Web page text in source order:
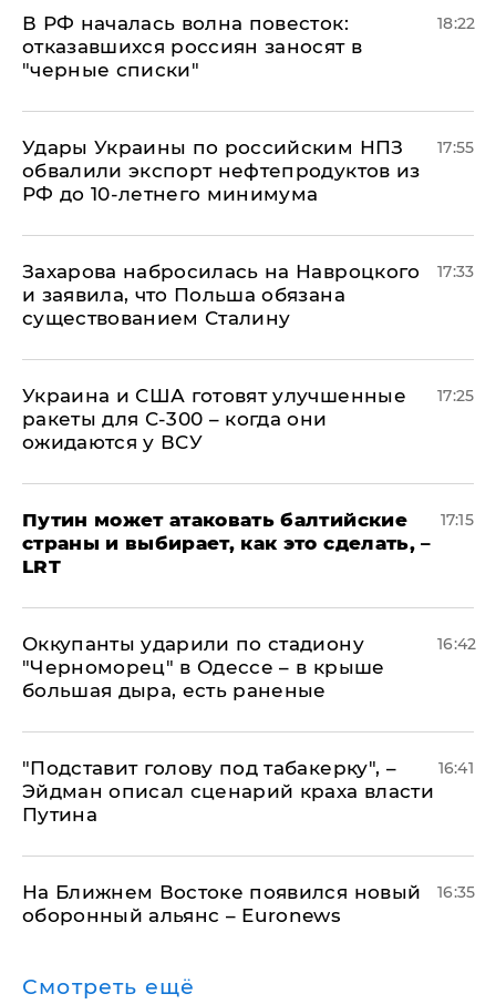
​В РФ началась волна повесток:
отказавшихся россиян заносят в
"черные списки"
18:22
Удары Украины по российским НПЗ
обвалили экспорт нефтепродуктов из
РФ до 10-летнего минимума
17:55
​Захарова набросилась на Навроцкого
и заявила, что Польша обязана
существованием Сталину
17:33
Украина и США готовят улучшенные
ракеты для С-300 – когда они
ожидаются у ВСУ
17:25
Путин может атаковать балтийские
страны и выбирает, как это сделать, –
LRT
17:15
Оккупанты ударили по стадиону
"Черноморец" в Одессе – в крыше
большая дыра, есть раненые
16:42
​"Подставит голову под табакерку", –
Эйдман описал сценарий краха власти
Путина
16:41
На Ближнем Востоке появился новый
оборонный альянс – Euronews
16:35
Смотреть ещё